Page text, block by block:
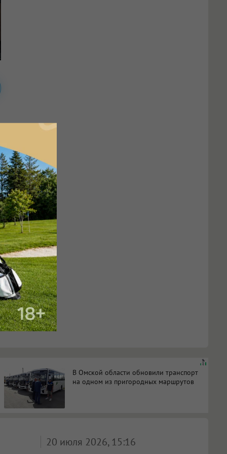
В Омской области обновили транспорт
на одном из пригородных маршрутов
20 июля 2026, 15:16